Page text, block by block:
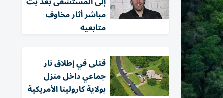
مباشر أثار مخاوف
متابعيه
قتلى في إطلاق نار
جماعي داخل منزل
بولاية كارولينا الأمريكية